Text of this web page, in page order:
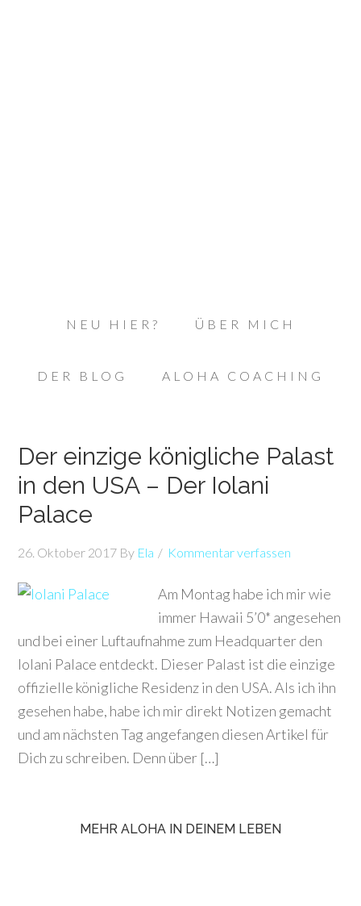
NEU HIER? ÜBER MICH
DER BLOG ALOHA COACHING
Der einzige königliche Palast
in den USA – Der Iolani
Palace
26. Oktober 2017 By Ela Kommentar verfassen
Am Montag habe ich mir wie
immer Hawaii 5’0* angesehen
und bei einer Luftaufnahme zum Headquarter den
Iolani Palace entdeckt. Dieser Palast ist die einzige
offizielle königliche Residenz in den USA. Als ich ihn
gesehen habe, habe ich mir direkt Notizen gemacht
und am nächsten Tag angefangen diesen Artikel für
Dich zu schreiben. Denn über […]
MEHR ALOHA IN DEINEM LEBEN